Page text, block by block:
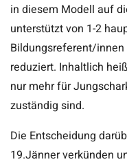
in diesem Modell auf
unterstützt von 1-2
Bildungsreferent/innen
reduziert. Inhaltlich
nur mehr für
zuständig sind.
Die Entscheidung
19.Jänner verkünden